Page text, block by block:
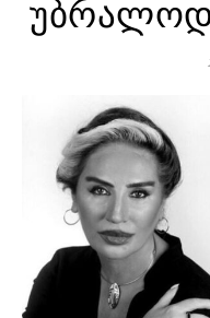
უბრალოდ